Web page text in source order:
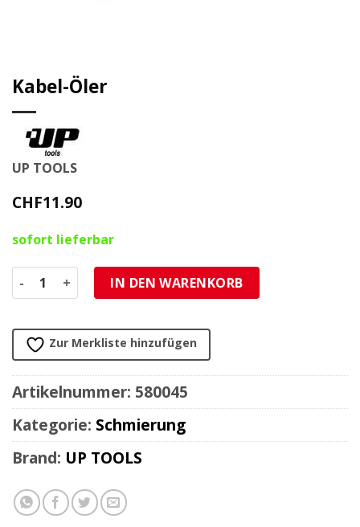
Kabel-Öler
UP TOOLS
CHF11.90
sofort lieferbar
Kabel-Öler MengeIN DEN WARENKORB
Zur Merkliste hinzufügen
Artikelnummer: 580045
Kategorie: Schmierung
Brand: UP TOOLS